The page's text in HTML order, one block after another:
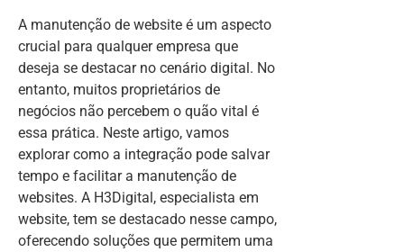
A manutenção de website é um aspecto
crucial para qualquer empresa que
deseja se destacar no cenário digital. No
entanto, muitos proprietários de
negócios não percebem o quão vital é
essa prática. Neste artigo, vamos
explorar como a integração pode salvar
tempo e facilitar a manutenção de
websites. A H3Digital, especialista em
website, tem se destacado nesse campo,
oferecendo soluções que permitem uma